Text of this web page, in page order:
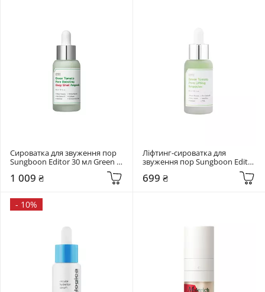
Сироватка для звуження пор
Sungboon Editor 30 мл Green
Tomato Pore Boosting Deep
Shot Ampoule
1 009 ₴
Ліфтинг-сироватка для
звуження пор Sungboon Editor
Lifting Ampoule
699 ₴
- 10%